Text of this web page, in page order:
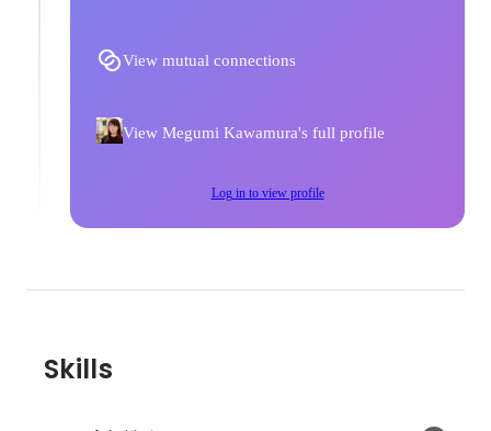
View mutual connections
View Megumi Kawamura's full profile
Log in to view profile
Skills